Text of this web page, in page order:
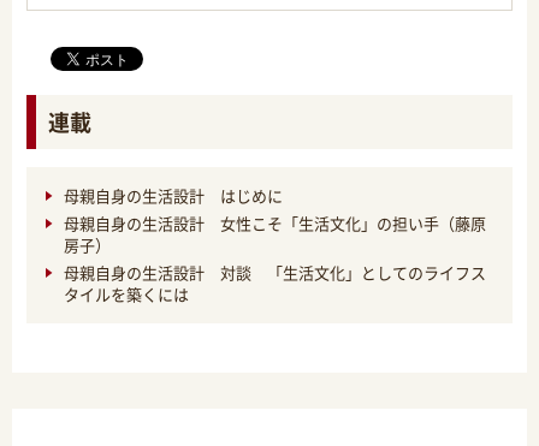
連載
母親自身の生活設計 はじめに
母親自身の生活設計 女性こそ「生活文化」の担い手（藤原
房子）
母親自身の生活設計 対談 「生活文化」としてのライフス
タイルを築くには